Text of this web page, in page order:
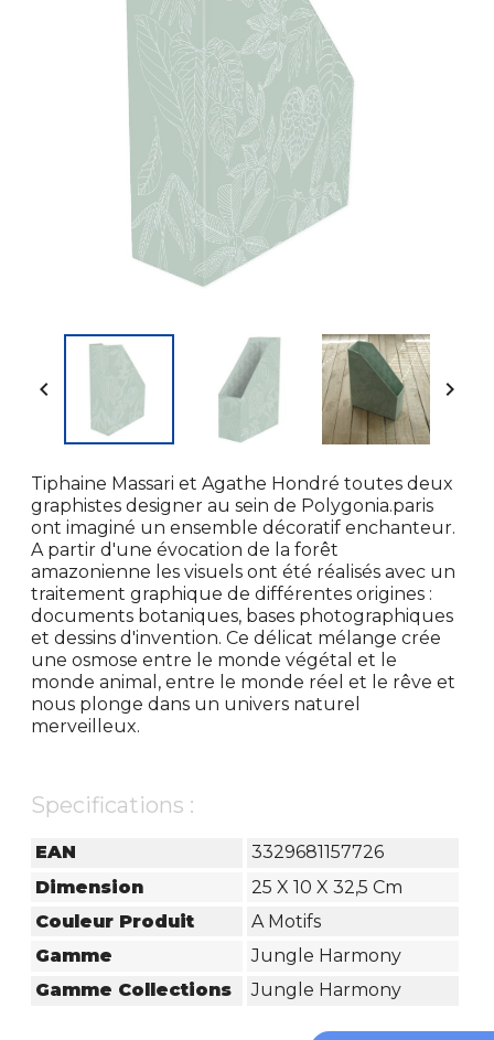
 
Tiphaine Massari et Agathe Hondré toutes deux
graphistes designer au sein de Polygonia.paris
ont imaginé un ensemble décoratif enchanteur.
A partir d'une évocation de la forêt
amazonienne les visuels ont été réalisés avec un
traitement graphique de différentes origines :
documents botaniques, bases photographiques
et dessins d'invention. Ce délicat mélange crée
une osmose entre le monde végétal et le
monde animal, entre le monde réel et le rêve et
nous plonge dans un univers naturel
merveilleux.
Specifications :
EAN
3329681157726
Dimension
25 X 10 X 32,5 Cm
Couleur Produit
A Motifs
Gamme
Jungle Harmony
Gamme Collections
Jungle Harmony